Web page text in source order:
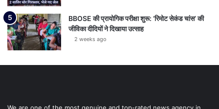
BBOSE की प्रायोगिक परीक्षा शुरू: ‘रिमोट सेकंड चांस’ की
जीविका दीदियों ने दिखाया उत्साह
2 weeks ago